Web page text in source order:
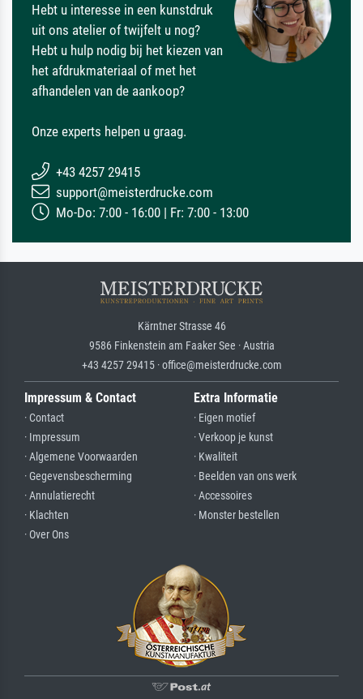
Hebt u interesse in een kunstdruk
uit ons atelier of twijfelt u nog?
Hebt u hulp nodig bij het kiezen van
het afdrukmateriaal of met het
afhandelen van de aankoop?
Onze experts helpen u graag.
+43 4257 29415
support@meisterdrucke.com
Mo-Do: 7:00 - 16:00 | Fr: 7:00 - 13:00
Kärntner Strasse 46
9586 Finkenstein am Faaker See · Austria
+43 4257 29415 · office@meisterdrucke.com
Impressum & Contact
· Contact
· Impressum
· Algemene Voorwaarden
· Gegevensbescherming
· Annulatierecht
· Klachten
· Over Ons
Extra Informatie
· Eigen motief
· Verkoop je kunst
· Kwaliteit
· Beelden van ons werk
· Accessoires
· Monster bestellen